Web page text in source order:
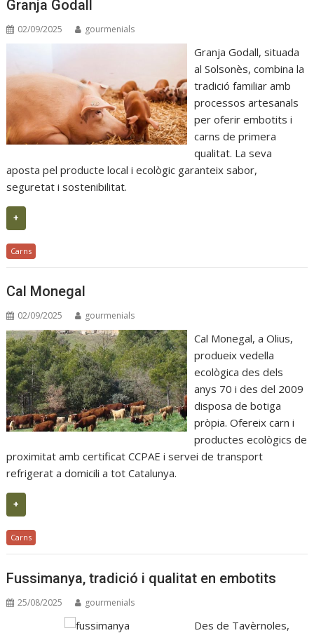
Granja Godall
02/09/2025 gourmenials
Granja Godall, situada
al Solsonès, combina la
tradició familiar amb
processos artesanals
per oferir embotits i
carns de primera
qualitat. La seva
aposta pel producte local i ecològic garanteix sabor,
seguretat i sostenibilitat.
+
Carns
Cal Monegal
02/09/2025 gourmenials
Cal Monegal, a Olius,
produeix vedella
ecològica des dels
anys 70 i des del 2009
disposa de botiga
pròpia. Ofereix carn i
productes ecològics de
proximitat amb certificat CCPAE i servei de transport
refrigerat a domicili a tot Catalunya.
+
Carns
Fussimanya, tradició i qualitat en embotits
25/08/2025 gourmenials
Des de Tavèrnoles,